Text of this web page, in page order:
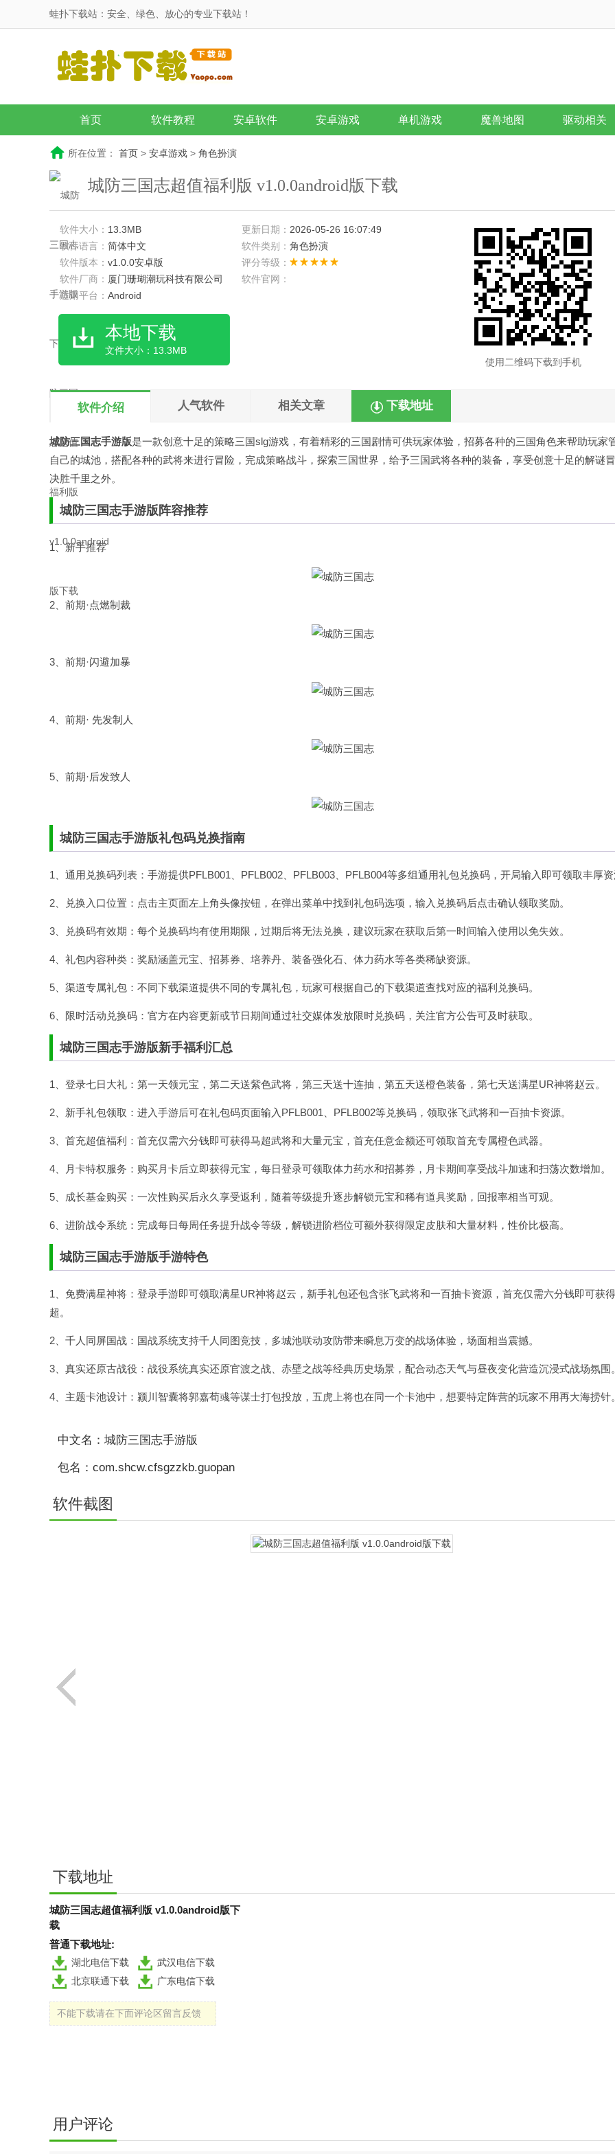
蛙扑下载站：安全、绿色、放心的专业下载站！
首页 软件教程 安卓软件 安卓游戏 单机游戏 魔兽地图 驱动相关
所在位置： 首页 > 安卓游戏 > 角色扮演
城防三国志超值福利版 v1.0.0android版下载
软件大小： 13.3MB 更新日期： 2026-05-26 16:07:49
软件语言： 简体中文 软件类别： 角色扮演
软件版本： v1.0.0安卓版
评分等级：
软件厂商： 厦门珊瑚潮玩科技有限公司
软件官网：
适用平台： Android
本地下载
文件大小：13.3MB
使用二维码下载到手机
软件介绍 人气软件 相关文章 下载地址
城防三国志手游版是一款创意十足的策略三国slg游戏，有着精彩的三国剧情可供玩家体验，招募各种的三国角色来帮助玩家
自己的城池，搭配各种的武将来进行冒险，完成策略战斗，探索三国世界，给予三国武将各种的装备，享受创意十足的解谜冒
决胜千里之外。
城防三国志手游版阵容推荐
1、新手推荐
2、前期·点燃制裁
3、前期·闪避加暴
4、前期· 先发制人
5、前期·后发致人
城防三国志手游版礼包码兑换指南
1、通用兑换码列表：手游提供PFLB001、PFLB002、PFLB003、PFLB004等多组通用礼包兑换码，开局输入即可领取丰厚资
2、兑换入口位置：点击主页面左上角头像按钮，在弹出菜单中找到礼包码选项，输入兑换码后点击确认领取奖励。
3、兑换码有效期：每个兑换码均有使用期限，过期后将无法兑换，建议玩家在获取后第一时间输入使用以免失效。
4、礼包内容种类：奖励涵盖元宝、招募券、培养丹、装备强化石、体力药水等各类稀缺资源。
5、渠道专属礼包：不同下载渠道提供不同的专属礼包，玩家可根据自己的下载渠道查找对应的福利兑换码。
6、限时活动兑换码：官方在内容更新或节日期间通过社交媒体发放限时兑换码，关注官方公告可及时获取。
城防三国志手游版新手福利汇总
1、登录七日大礼：第一天领元宝，第二天送紫色武将，第三天送十连抽，第五天送橙色装备，第七天送满星UR神将赵云。
2、新手礼包领取：进入手游后可在礼包码页面输入PFLB001、PFLB002等兑换码，领取张飞武将和一百抽卡资源。
3、首充超值福利：首充仅需六分钱即可获得马超武将和大量元宝，首充任意金额还可领取首充专属橙色武器。
4、月卡特权服务：购买月卡后立即获得元宝，每日登录可领取体力药水和招募券，月卡期间享受战斗加速和扫荡次数增加。
5、成长基金购买：一次性购买后永久享受返利，随着等级提升逐步解锁元宝和稀有道具奖励，回报率相当可观。
6、进阶战令系统：完成每日每周任务提升战令等级，解锁进阶档位可额外获得限定皮肤和大量材料，性价比极高。
城防三国志手游版手游特色
1、免费满星神将：登录手游即可领取满星UR神将赵云，新手礼包还包含张飞武将和一百抽卡资源，首充仅需六分钱即可获
超。
2、千人同屏国战：国战系统支持千人同图竞技，多城池联动攻防带来瞬息万变的战场体验，场面相当震撼。
3、真实还原古战役：战役系统真实还原官渡之战、赤壁之战等经典历史场景，配合动态天气与昼夜变化营造沉浸式战场氛围。
4、主题卡池设计：颍川智囊将郭嘉荀彧等谋士打包投放，五虎上将也在同一个卡池中，想要特定阵营的玩家不用再大海捞针。
中文名：城防三国志手游版
包名：com.shcw.cfsgzzkb.guopan
软件截图
下载地址
城防三国志超值福利版 v1.0.0android版下
载
普通下载地址:
湖北电信下载
武汉电信下载
北京联通下载
广东电信下载
不能下载请在下面评论区留言反馈
用户评论